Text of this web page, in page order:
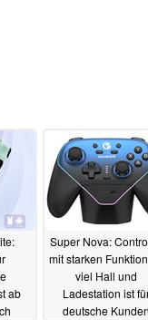
ab
Super Nova:
mit starken
viel Hall und
Ladestation ist
deutsche Kunden